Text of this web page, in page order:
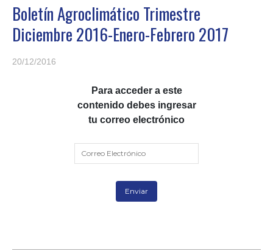
Boletín Agroclimático Trimestre
Diciembre 2016-Enero-Febrero 2017
20/12/2016
Para acceder a este
contenido debes ingresar
tu correo electrónico